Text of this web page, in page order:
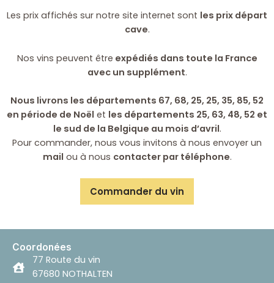
Les prix affichés sur notre site internet sont les prix départ
cave.
Nos vins peuvent être expédiés dans toute la France
avec un supplément.
Nous livrons les départements 67, 68, 25, 25, 35, 85, 52
en période de Noël et les départements 25, 63, 48, 52 et
le sud de la Belgique au mois d’avril.
Pour commander, nous vous invitons à nous envoyer un
mail ou à nous contacter par téléphone.
Commander du vin
Coordonées
77 Route du vin
67680 NOTHALTEN